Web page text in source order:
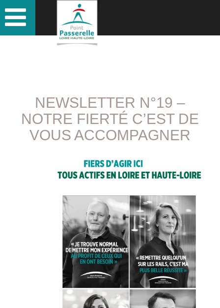
NEWSLETTER N°19 –
NOTRE FIERTÉ C’EST DE
VOUS ACCOMPAGNER